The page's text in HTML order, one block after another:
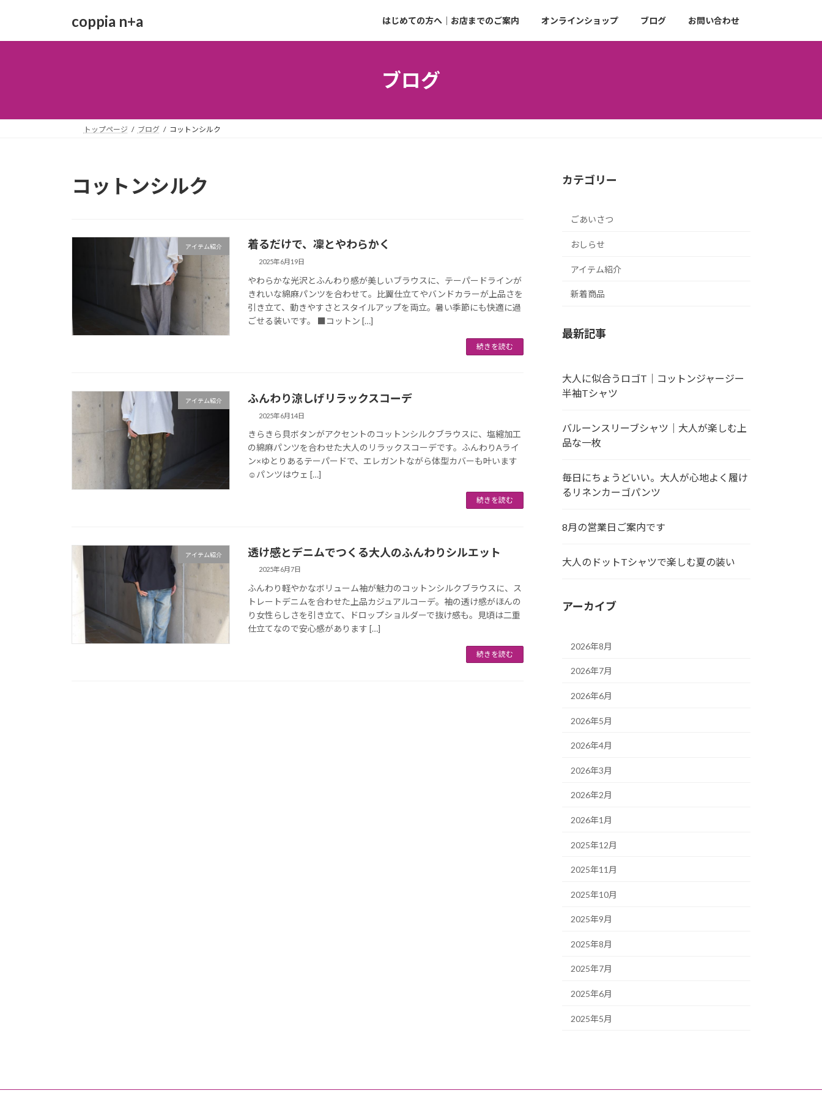
coppia n+a はじめての方へ｜お店までのご案内 オンラインショップ ブログ お問い合わせ
ブログ
トップページ ブログ コットンシルク
コットンシルク
アイテム紹介 着るだけで、凜とやわらかく
2025年6月19日
やわらかな光沢とふんわり感が美しいブラウスに、テーパードラインが
きれいな綿麻パンツを合わせて。比翼仕立てやバンドカラーが上品さを
引き立て、動きやすさとスタイルアップを両立。暑い季節にも快適に過
ごせる装いです。 ■コットン […]
続きを読む
アイテム紹介 ふんわり涼しげリラックスコーデ
2025年6月14日
きらきら貝ボタンがアクセントのコットンシルクブラウスに、塩縮加工
の綿麻パンツを合わせた大人のリラックスコーデです。ふんわりAライ
ン×ゆとりあるテーパードで、エレガントながら体型カバーも叶います
☺パンツはウェ […]
続きを読む
アイテム紹介 透け感とデニムでつくる大人のふんわりシルエット
2025年6月7日
ふんわり軽やかなボリューム袖が魅力のコットンシルクブラウスに、ス
トレートデニムを合わせた上品カジュアルコーデ。袖の透け感がほんの
り女性らしさを引き立て、ドロップショルダーで抜け感も。見頃は二重
仕立てなので安心感があります […]
続きを読む
カテゴリー
ごあいさつ
おしらせ
アイテム紹介
新着商品
最新記事
大人に似合うロゴT｜コットンジャージー
半袖Tシャツ
バルーンスリーブシャツ｜大人が楽しむ上
品な一枚
毎日にちょうどいい。大人が心地よく履け
るリネンカーゴパンツ
8月の営業日ご案内です
大人のドットTシャツで楽しむ夏の装い
アーカイブ
2026年8月
2026年7月
2026年6月
2026年5月
2026年4月
2026年3月
2026年2月
2026年1月
2025年12月
2025年11月
2025年10月
2025年9月
2025年8月
2025年7月
2025年6月
2025年5月